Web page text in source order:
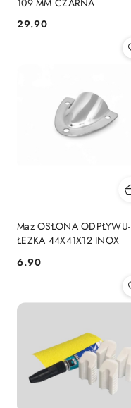
109 MM CZARNA
Cena:
29.90
Maz OSŁONA ODPŁYWU-
ŁEZKA 44X41X12 INOX
Cena:
6.90